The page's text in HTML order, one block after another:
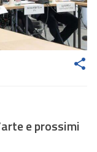
e prossimi